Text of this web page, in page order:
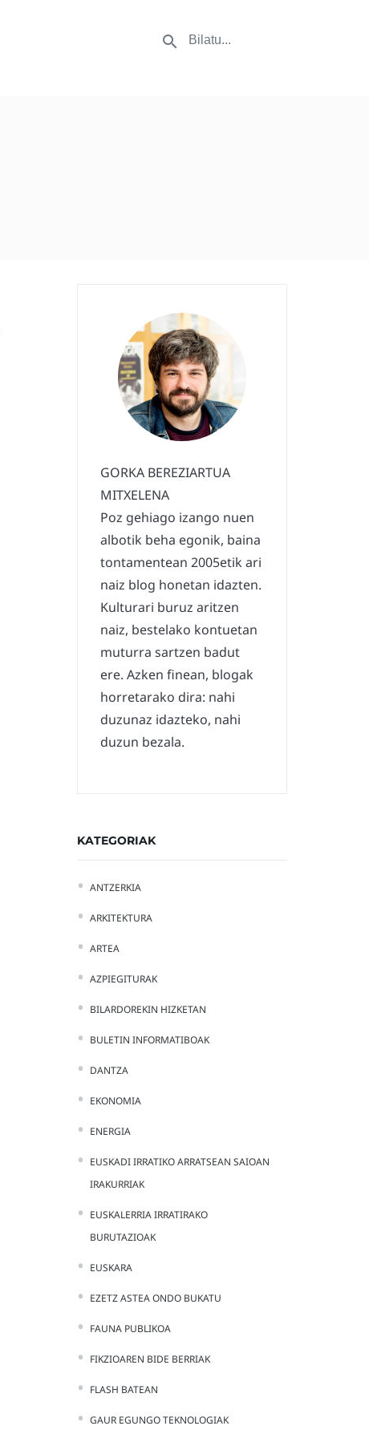
GORKA BEREZIARTUA
MITXELENA
Poz gehiago izango nuen
albotik beha egonik, baina
tontamentean 2005etik ari
naiz blog honetan idazten.
Kulturari buruz aritzen
naiz, bestelako kontuetan
muturra sartzen badut
ere. Azken finean, blogak
horretarako dira: nahi
duzunaz idazteko, nahi
duzun bezala.
KATEGORIAK
ANTZERKIA
ARKITEKTURA
ARTEA
AZPIEGITURAK
BILARDOREKIN HIZKETAN
BULETIN INFORMATIBOAK
DANTZA
EKONOMIA
ENERGIA
EUSKADI IRRATIKO ARRATSEAN SAIOAN
IRAKURRIAK
EUSKALERRIA IRRATIRAKO
BURUTAZIOAK
EUSKARA
EZETZ ASTEA ONDO BUKATU
FAUNA PUBLIKOA
FIKZIOAREN BIDE BERRIAK
FLASH BATEAN
GAUR EGUNGO TEKNOLOGIAK